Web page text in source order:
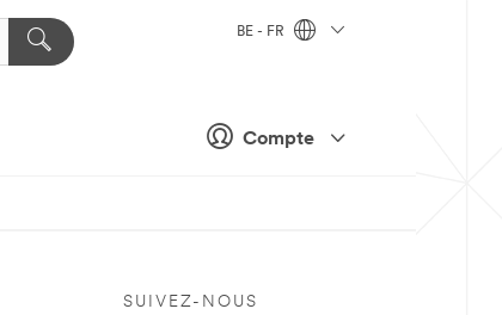
Compte
BE - FR
SUIVEZ-NOUS